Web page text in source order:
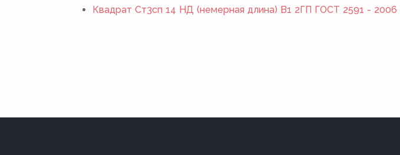
Квадрат Ст3сп 14 НД (немерная длина) В1 2ГП ГОСТ 2591 - 2006